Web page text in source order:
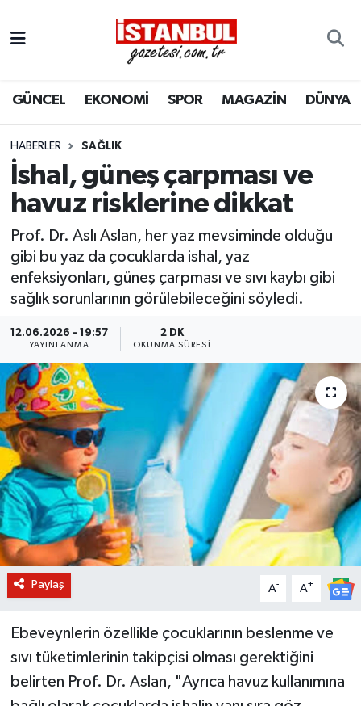
GÜNCEL EKONOMİ SPOR MAGAZİN DÜNYA
HABERLER SAĞLIK
İshal, güneş çarpması ve
havuz risklerine dikkat
Prof. Dr. Aslı Aslan, her yaz mevsiminde olduğu
gibi bu yaz da çocuklarda ishal, yaz
enfeksiyonları, güneş çarpması ve sıvı kaybı gibi
sağlık sorunlarının görülebileceğini söyledi.
12.06.2026 - 19:57
YAYINLANMA
2 DK
OKUNMA SÜRESI
Paylaş A- A+
Ebeveynlerin özellikle çocuklarının beslenme ve
sıvı tüketimlerinin takipçisi olması gerektiğini
belirten Prof. Dr. Aslan, "Ayrıca havuz kullanımına
EKONOMİ
İSTANBUL
DÜNYA
MAGAZİN
KÜLTÜR SANAT
SAĞLIK
BİLİM VE TEKNOLOJİ
OTOMOBİL
KURUMSAL
Nöbetçi Eczaneler
Hava Durumu
Trafik Durumu
Süper Lig Puan Durumu ve Fikstür
Son Dakika Haberleri
Haber Arşivi